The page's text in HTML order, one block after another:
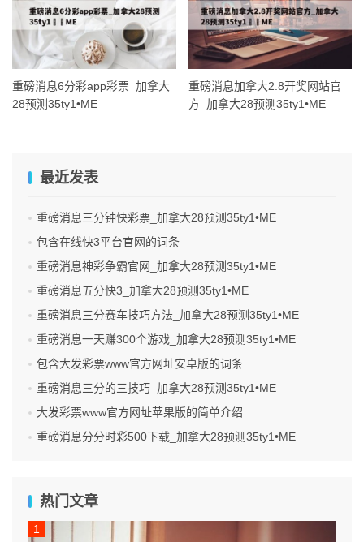
重磅消息6分彩app彩票_加拿大
28预测35ty1 •ME
重磅消息加拿大2.8开奖网站官
方_加拿大28预测35ty1 •ME
最近发表
重磅消息三分钟快彩票_加拿大28预测35ty1 •ME
包含在线快3平台官网的词条
重磅消息神彩争霸官网_加拿大28预测35ty1 •ME
重磅消息五分快3_加拿大28预测35ty1 •ME
重磅消息三分赛车技巧方法_加拿大28预测35ty1 •ME
重磅消息一天赚300个游戏_加拿大28预测35ty1 •ME
包含大发彩票www官方网址安卓版的词条
重磅消息三分的三技巧_加拿大28预测35ty1 •ME
大发彩票www官方网址苹果版的简单介绍
重磅消息分分时彩500下载_加拿大28预测35ty1 •ME
热门文章